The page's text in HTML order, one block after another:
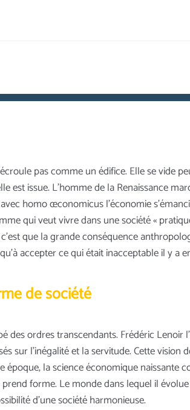
pas comme un édifice. Elle se vide
est issue. L’homme de la Renaissance
homo œconomicus l’économie
qui veut vivre dans une société «
que la grande conséquence
accepter ce qui était inacceptable il y a
de société
des ordres transcendants. Frédéric Lenoir
l’inégalité et la servitude. Cette vision
la science économique naissante
forme. Le monde dans lequel il
d’une société harmonieuse.